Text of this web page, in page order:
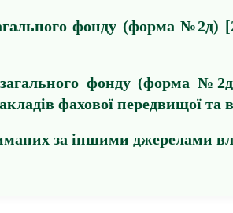
фонду (форма №2д)
фонду (форма
фахової передвищої та
за іншими джерелами